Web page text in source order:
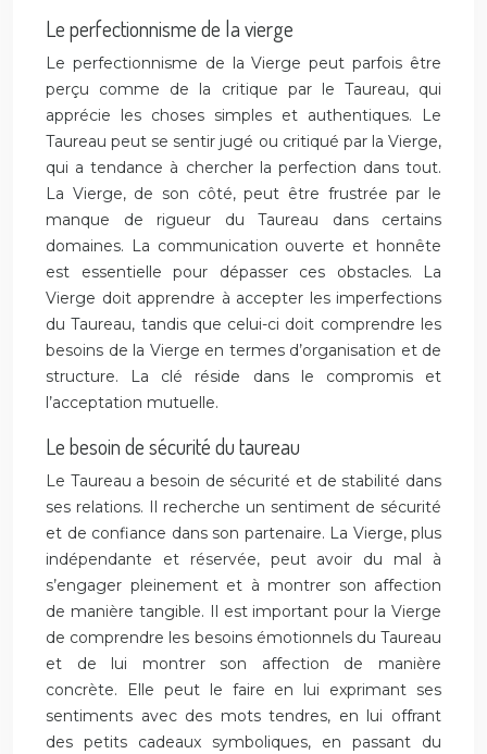
Le perfectionnisme de la vierge
Le perfectionnisme de la Vierge peut parfois être
perçu comme de la critique par le Taureau, qui
apprécie les choses simples et authentiques. Le
Taureau peut se sentir jugé ou critiqué par la Vierge,
qui a tendance à chercher la perfection dans tout.
La Vierge, de son côté, peut être frustrée par le
manque de rigueur du Taureau dans certains
domaines. La communication ouverte et honnête
est essentielle pour dépasser ces obstacles. La
Vierge doit apprendre à accepter les imperfections
du Taureau, tandis que celui-ci doit comprendre les
besoins de la Vierge en termes d’organisation et de
structure. La clé réside dans le compromis et
l’acceptation mutuelle.
Le besoin de sécurité du taureau
Le Taureau a besoin de sécurité et de stabilité dans
ses relations. Il recherche un sentiment de sécurité
et de confiance dans son partenaire. La Vierge, plus
indépendante et réservée, peut avoir du mal à
s’engager pleinement et à montrer son affection
de manière tangible. Il est important pour la Vierge
de comprendre les besoins émotionnels du Taureau
et de lui montrer son affection de manière
concrète. Elle peut le faire en lui exprimant ses
sentiments avec des mots tendres, en lui offrant
des petits cadeaux symboliques, en passant du